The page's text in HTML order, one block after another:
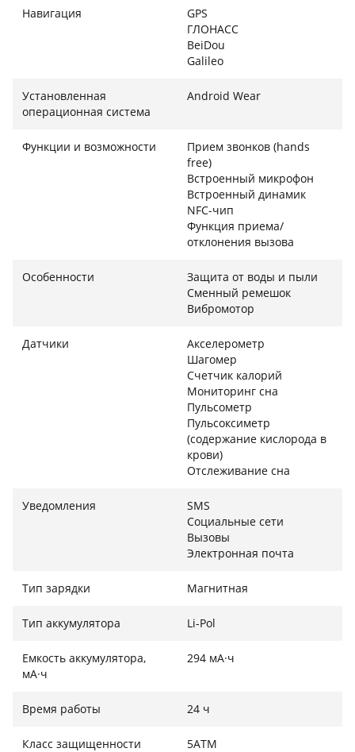
Навигация
GPS
ГЛОНАСС
BeiDou
Galileo
Установленная
операционная система
Android Wear
Функции и возможности
Прием звонков (hands
free)
Встроенный микрофон
Встроенный динамик
NFC-чип
Функция приема/
отклонения вызова
Особенности
Защита от воды и пыли
Сменный ремешок
Вибромотор
Датчики
Акселерометр
Шагомер
Счетчик калорий
Мониторинг сна
Пульсометр
Пульсоксиметр
(содержание кислорода в
крови)
Отслеживание сна
Уведомления
SMS
Социальные сети
Вызовы
Электронная почта
Тип зарядки Магнитная
Тип аккумулятора Li-Pol
Емкость аккумулятора,
мА·ч
294 мА·ч
Время работы 24 ч
Класс защищенности 5ATM